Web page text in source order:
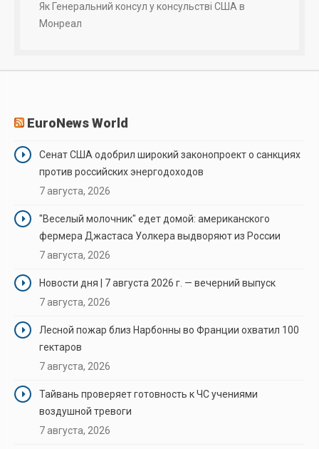
Як Генеральний консул у консульстві США в
Монреал
EuroNews World
Сенат США одобрил широкий законопроект о санкциях
против российских энергодоходов
7 августа, 2026
"Веселый молочник" едет домой: американского
фермера Джастаса Уолкера выдворяют из России
7 августа, 2026
Новости дня | 7 августа 2026 г. — вечерний выпуск
7 августа, 2026
Лесной пожар близ Нарбонны во Франции охватил 100
гектаров
7 августа, 2026
Тайвань проверяет готовность к ЧС учениями
воздушной тревоги
7 августа, 2026